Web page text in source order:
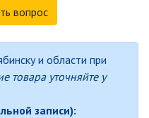
ДВИЖЕНИЯ И
ПОДСВЕТКА
СВЕТИЛЬНИКИ
вопрос
и области при
товара уточняйте у
записи):